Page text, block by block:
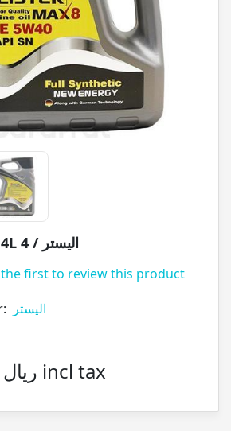
MAX8 5-40 SN 4L الیستر / 4
the first to review this product
الیستر
41,581,060 ریال incl tax